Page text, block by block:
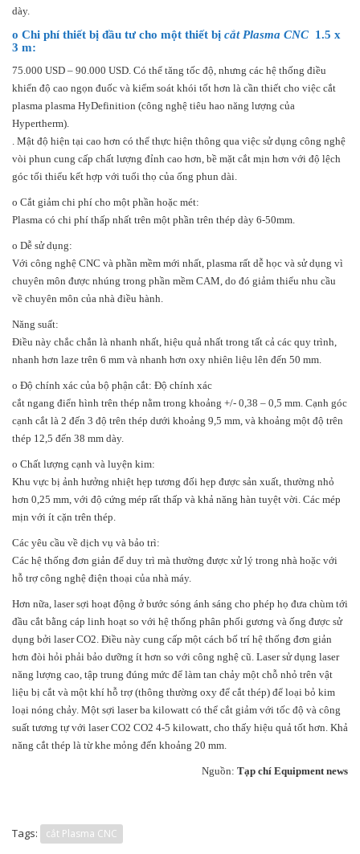
dày.
o Chi phí thiết bị đầu tư cho một thiết bị cắt Plasma CNC 1.5 x
3 m:
75.000 USD – 90.000 USD. Có thể tăng tốc độ, nhưng các hệ thống điều
khiển độ cao ngọn đuốc và kiểm soát khói tốt hơn là cần thiết cho việc cắt
plasma plasma HyDefinition (công nghệ tiêu hao năng lượng của
Hypertherm).
. Mật độ hiện tại cao hơn có thể thực hiện thông qua việc sử dụng công nghệ
vòi phun cung cấp chất lượng đỉnh cao hơn, bề mặt cắt mịn hơn với độ lệch
góc tối thiểu kết hợp với tuổi thọ của ống phun dài.
o Cắt giảm chi phí cho một phần hoặc mét:
Plasma có chi phí thấp nhất trên một phần trên thép dày 6-50mm.
o Dễ sử dụng:
Với công nghệ CNC và phần mềm mới nhất, plasma rất dễ học và sử dụng vì
chuyên môn được nhúng trong phần mềm CAM, do đó giảm thiểu nhu cầu
về chuyên môn của nhà điều hành.
Năng suất:
Điều này chắc chắn là nhanh nhất, hiệu quả nhất trong tất cả các quy trình,
nhanh hơn laze trên 6 mm và nhanh hơn oxy nhiên liệu lên đến 50 mm.
o Độ chính xác của bộ phận cắt: Độ chính xác
cắt ngang điển hình trên thép nằm trong khoảng +/- 0,38 – 0,5 mm. Cạnh góc
cạnh cắt là 2 đến 3 độ trên thép dưới khoảng 9,5 mm, và khoảng một độ trên
thép 12,5 đến 38 mm dày.
o Chất lượng cạnh và luyện kim:
Khu vực bị ảnh hưởng nhiệt hẹp tương đối hẹp được sản xuất, thường nhỏ
hơn 0,25 mm, với độ cứng mép rất thấp và khả năng hàn tuyệt vời. Các mép
mịn với ít cặn trên thép.
Các yêu cầu về dịch vụ và bảo trì:
Các hệ thống đơn giản để duy trì mà thường được xử lý trong nhà hoặc với
hỗ trợ công nghệ điện thoại của nhà máy.
Hơn nữa, laser sợi hoạt động ở bước sóng ánh sáng cho phép họ đưa chùm tới
đầu cắt bằng cáp linh hoạt so với hệ thống phân phối gương và ống được sử
dụng bởi laser CO2. Điều này cung cấp một cách bố trí hệ thống đơn giản
hơn đòi hỏi phải bảo dưỡng ít hơn so với công nghệ cũ. Laser sử dụng laser
năng lượng cao, tập trung đúng mức để làm tan chảy một chỗ nhỏ trên vật
liệu bị cắt và một khí hỗ trợ (thông thường oxy để cắt thép) để loại bỏ kim
loại nóng chảy. Một sợi laser ba kilowatt có thể cắt giảm với tốc độ và công
suất tương tự với laser CO2 CO2 4-5 kilowatt, cho thấy hiệu quả tốt hơn. Khả
năng cắt thép là từ khe mỏng đến khoảng 20 mm.
Nguồn: Tạp chí Equipment news
Tags: cắt Plasma CNC